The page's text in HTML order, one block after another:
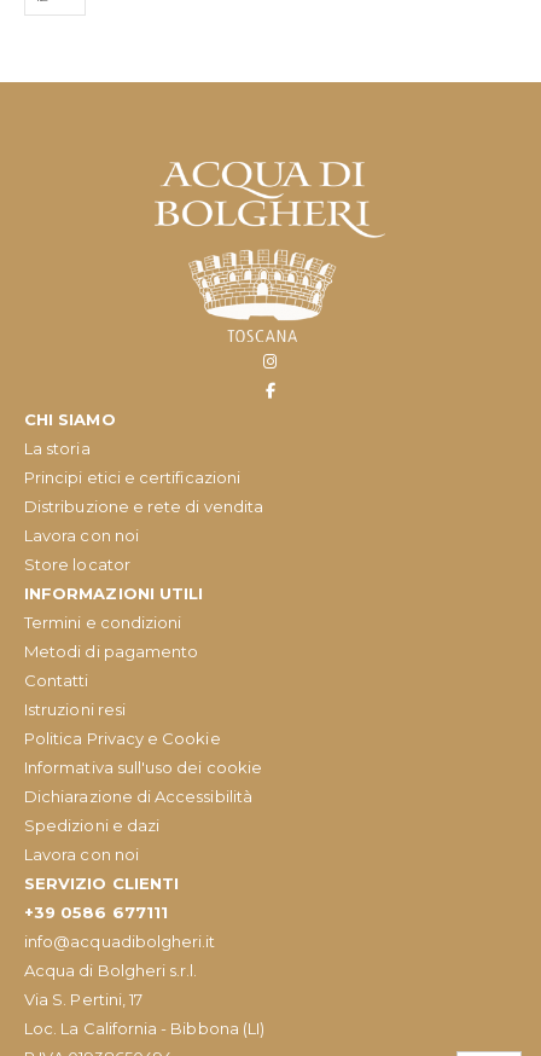
CHI SIAMO
La storia
Principi etici e certificazioni
Distribuzione e rete di vendita
Lavora con noi
Store locator
INFORMAZIONI UTILI
Termini e condizioni
Metodi di pagamento
Contatti
Istruzioni resi
Politica Privacy e Cookie
Informativa sull'uso dei cookie
Dichiarazione di Accessibilità
Spedizioni e dazi
Lavora con noi
SERVIZIO CLIENTI
+39 0586 677111
info@acquadibolgheri.it
Acqua di Bolgheri s.r.l.
Via S. Pertini, 17
Loc. La California - Bibbona (LI)